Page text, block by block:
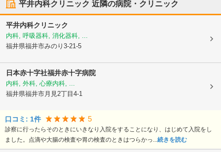
平井内科クリニック 近隣の病院・クリニック
平井内科クリニック
内科, 呼吸器科, 消化器科, ...
福井県福井市みのり3-21-5
日本赤十字社福井赤十字病院
内科, 外科, 心療内科, ...
福井県福井市月見2丁目4-1
口コミ: 1件 5
診察に行ったらそのときにいきなり入院をすることになり、はじめて入院をし
ました。点滴や大腸の検査や胃の検査のときはつらかっ...続きを読む